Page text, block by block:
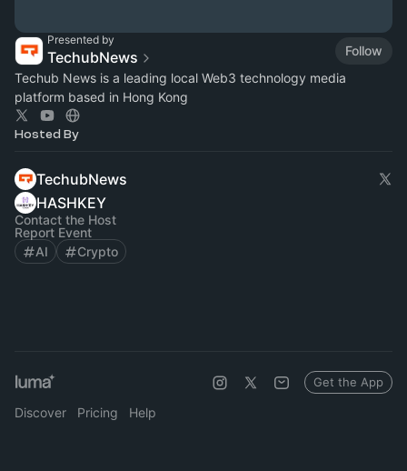
Presented by
TechubNews
Follow
Techub News is a leading local Web3 technology media
platform based in Hong Kong
Hosted By
TechubNews
HASHKEY
Contact the Host
Report Event
AI
Crypto
Discover Pricing Help
Get the App